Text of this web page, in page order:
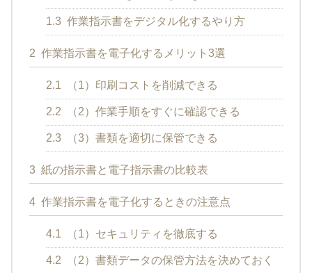
1.3 作業指示書をデジタル化するやり方
2 作業指示書を電子化するメリット3選
2.1 （1）印刷コストを削減できる
2.2 （2）作業手順をすぐに確認できる
2.3 （3）書類を適切に保管できる
3 紙の指示書と電子指示書の比較表
4 作業指示書を電子化するときの注意点
4.1 （1）セキュリティを徹底する
4.2 （2）書類データの保管方法を決めておく